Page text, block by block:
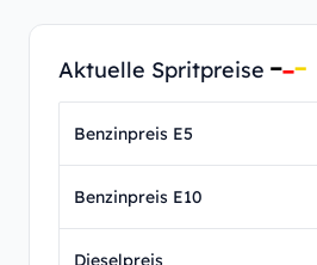
Aktuelle Spritpreise
Benzinpreis E5
Benzinpreis E10
Dieselpreis